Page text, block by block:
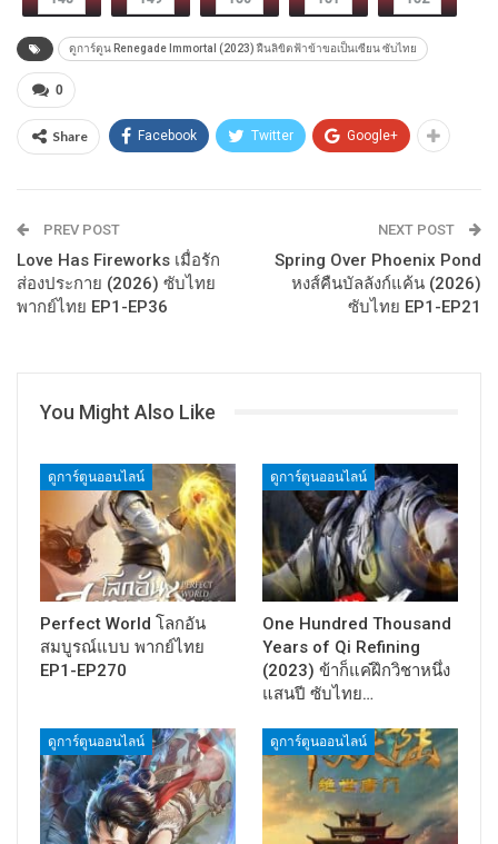
ดูการ์ตูน Renegade Immortal (2023) ฝืนลิขิตฟ้าข้าขอเป็นเซียน ซับไทย
0
Share Facebook Twitter Google+
PREV POST
Love Has Fireworks เมื่อรัก
ส่องประกาย (2026) ซับไทย
พากย์ไทย EP1-EP36
NEXT POST
Spring Over Phoenix Pond
หงส์คืนบัลลังก์แค้น (2026)
ซับไทย EP1-EP21
You Might Also Like
ดูการ์ตูนออนไลน์
Perfect World โลกอัน
สมบูรณ์แบบ พากย์ไทย
EP1-EP270
ดูการ์ตูนออนไลน์
One Hundred Thousand
Years of Qi Refining
(2023) ข้าก็แค่ฝึกวิชาหนึ่ง
แสนปี ซับไทย…
ดูการ์ตูนออนไลน์ ดูการ์ตูนออนไลน์